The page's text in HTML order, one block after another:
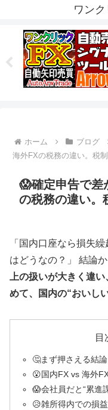
ワンク
ホーム ブログ
海外FXの税務の違い。税
😱確定申告で差
の税務の違い。
「国内口座なら損失
はどうなの？」 結論か
上の扱いが大きく違
めて、国内の“おいし
目
🤔まず押さえる結論
😮国内FX vs 海外
😱会社員だと“累進
😥雑所得内での損